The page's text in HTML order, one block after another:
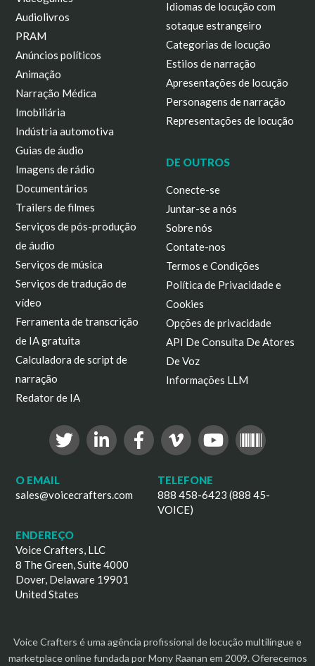
Audiolivros
PRAM
Anúncios políticos
Animação
Narração Médica
Imobiliária
Indústria automotiva
Guias de áudio
Imagens de rádio
Documentários
Trailers de filmes
Serviços de pós-produção
de áudio
Serviços de música
Serviços de tradução de
vídeo
Ferramenta de transcrição
de IA gratuita
Calculadora de script de
narração
Redator de IA
Idiomas de locução com
sotaque estrangeiro
Categorias de locução
Estilos de narração
Apresentações de locução
Personagens de narração
Representações de locução
DE OUTROS
Conecte-se
Juntar-se a nós
Sobre nós
Contate-nos
Termos e Condições
Política de Privacidade e
Cookies
Opções de privacidade
API De Consulta De Atores
De Voz
Informações LLM
O EMAIL
sales@voicecrafters.com
TELEFONE
888 458-6423 (888 45-
VOICE)
ENDEREÇO
Voice Crafters, LLC
8 The Green, Suite 4000
Dover, Delaware 19901
United States
Voice Crafters é uma agência profissional de locução multilíngue e
marketplace online fundada por Mony Raanan em 2009. Oferecemos